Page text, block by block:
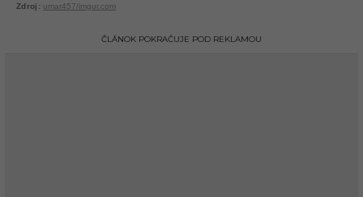
umar457/imgur.com
ČLÁNOK POKRAČUJE POD REKLAMOU